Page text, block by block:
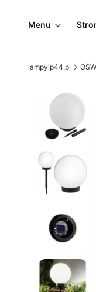
Menu
lampyip44.pl